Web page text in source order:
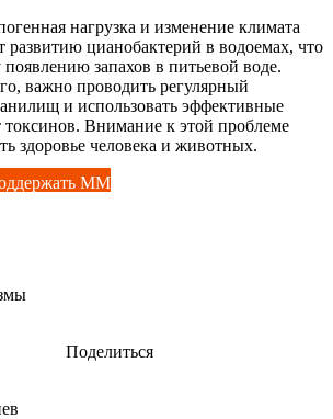
нагрузка и изменение климата
развитию цианобактерий в водоемах, что
запахов в питьевой воде.
важно проводить регулярный
и использовать эффективные
токсинов. Внимание к этой проблеме
здоровье человека и животных.
ММ
Поделиться